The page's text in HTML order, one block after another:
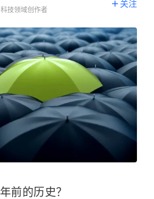
科技领域创作者
关注
前的历史？